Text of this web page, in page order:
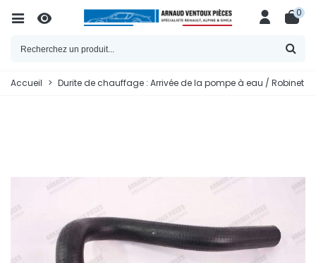
0
Accueil > Durite de chauffage : Arrivée de la pompe à eau / Robinet